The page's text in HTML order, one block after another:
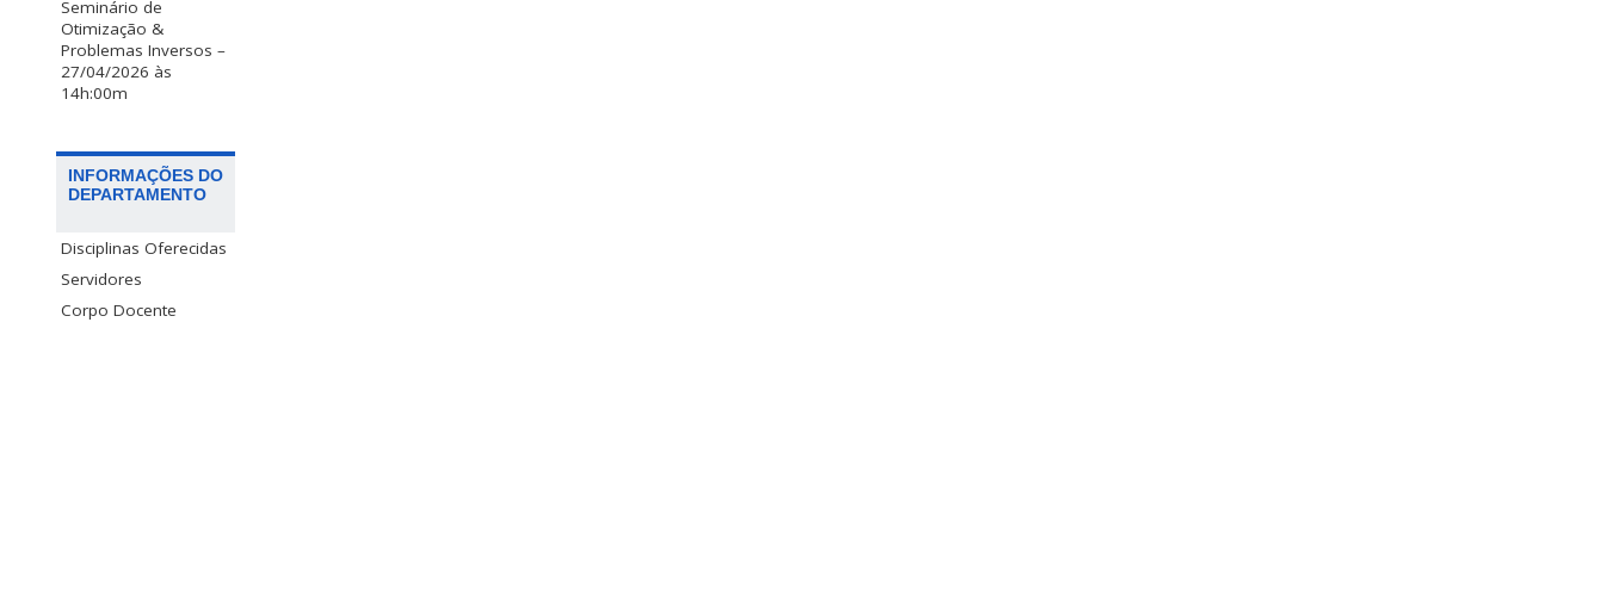
Seminário de
Otimização &
Problemas Inversos –
27/04/2026 às
14h:00m
INFORMAÇÕES DO
DEPARTAMENTO
Disciplinas Oferecidas
Servidores
Corpo Docente